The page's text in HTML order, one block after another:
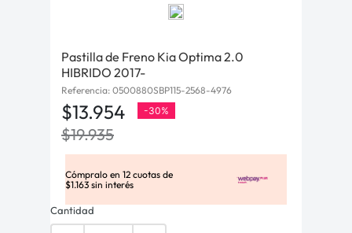
Pastilla de Freno Kia Optima 2.0
HIBRIDO 2017-
Referencia: 0500880SBP115-2568-4976
$13.954 -30%
$19.935
Cómpralo en 12 cuotas de
$1.163 sin interés
Cantidad